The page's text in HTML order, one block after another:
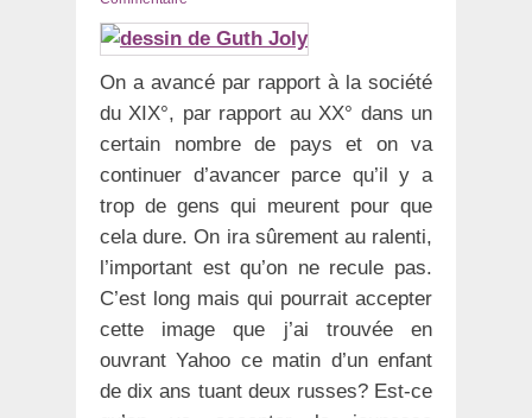
On a avancé par rapport à la société
du XIX°, par rapport au XX° dans un
certain nombre de pays et on va
continuer d’avancer parce qu’il y a
trop de gens qui meurent pour que
cela dure. On ira sûrement au ralenti,
l’important est qu’on ne recule pas.
C’est long mais qui pourrait accepter
cette image que j’ai trouvée en
ouvrant Yahoo ce matin d’un enfant
de dix ans tuant deux russes? Est-ce